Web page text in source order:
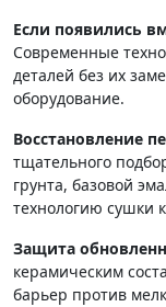
Если появились
Современные
деталей без их
оборудование.
Восстановление
тщательного
грунта, базовой
технологию сушки
Защита
керамическим
барьер против